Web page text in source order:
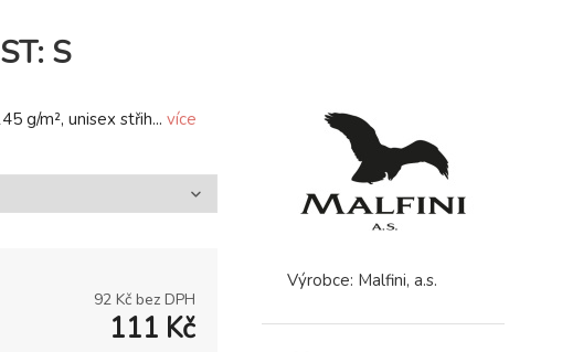
S
g/m², unisex střih... více
92 Kč bez DPH
111 Kč
Výrobce: Malfini, a.s.